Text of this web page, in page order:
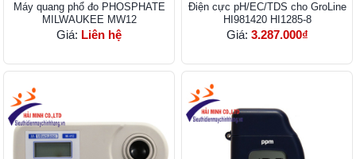
Máy quang phổ đo PHOSPHATE
MILWAUKEE MW12
Giá: Liên hệ
Điện cực pH/EC/TDS cho GroLine
HI981420 HI1285-8
Giá: 3.287.000₫